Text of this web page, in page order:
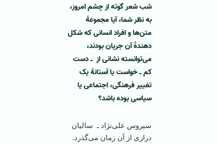
شب شعر گوته از چشم امروز،
به نظر شما، آیا مجموعۀ
متن‌ها و افراد انسانی که شکل
دهندۀ آن جریان بودند،
می‌توانسته نشانی از ـ دست
کم ـ خواست یا آستانۀ یک
تغییر فرهنگی، اجتماعی یا
سیاسی بوده باشد؟
سیروس علی‌نژاد ـ سالیان
درازی از آن زمان می‌گذرد.